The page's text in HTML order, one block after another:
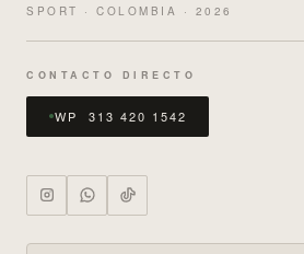
SPORT · COLOMBIA · 2026
CONTACTO DIRECTO
WP 313 420 1542